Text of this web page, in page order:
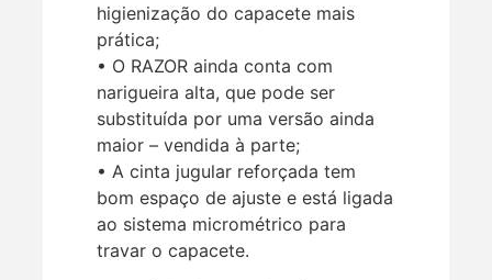
higienização do capacete mais
prática;
• O RAZOR ainda conta com
narigueira alta, que pode ser
substituída por uma versão ainda
maior – vendida à parte;
• A cinta jugular reforçada tem
bom espaço de ajuste e está ligada
ao sistema micrométrico para
travar o capacete.